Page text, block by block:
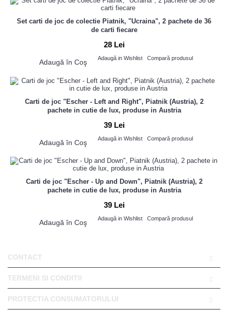
Set carti de joc de colectie Piatnik, "Ucraina", 2 pachete de 36
de carti fiecare
28 Lei
Adaugă în Coş Adaugă in Wishlist Compară produsul
Carti de joc "Escher - Left and Right", Piatnik (Austria), 2
pachete in cutie de lux, produse in Austria
39 Lei
Adaugă în Coş Adaugă in Wishlist Compară produsul
Carti de joc "Escher - Up and Down", Piatnik (Austria), 2
pachete in cutie de lux, produse in Austria
39 Lei
Adaugă în Coş Adaugă in Wishlist Compară produsul
CONTACT
TERMENI SI CONDITII
PROTECTIA CONSUMATORULUI